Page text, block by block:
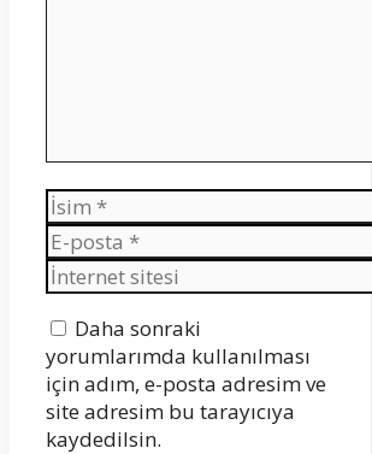
İsim
E-
posta
İnternet
sitesi
Daha sonraki
yorumlarımda kullanılması
için adım, e-posta adresim ve
site adresim bu tarayıcıya
kaydedilsin.